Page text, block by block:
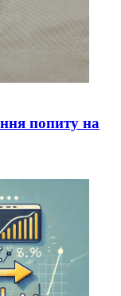
попиту на